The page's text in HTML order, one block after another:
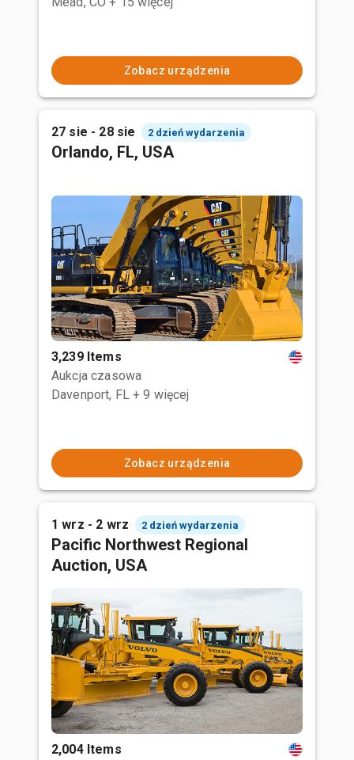
Zobacz urządzenia
27 sie - 28 sie 2 dzień wydarzenia
Orlando, FL, USA
3,239 Items
Aukcja czasowa
Davenport, FL + 9 więcej
Zobacz urządzenia
1 wrz - 2 wrz 2 dzień wydarzenia
Pacific Northwest Regional
Auction, USA
2,004 Items